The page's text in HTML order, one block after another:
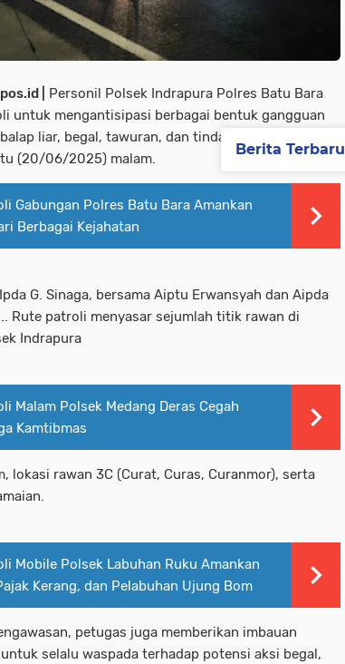
|
Personil Polsek Indrapura Polres Batu Bara
untuk mengantisipasi berbagai bentuk gangguan
liar, begal, tawuran, dan tindak kejahatan
(20/06/2025) malam.
Gabungan Polres Batu Bara Amankan
Berbagai Kejahatan
G. Sinaga, bersama Aiptu Erwansyah dan Aipda
Rute patroli menyasar sejumlah titik rawan di
Indrapura
Malam Polsek Medang Deras Cegah
Kamtibmas
lokasi rawan 3C (Curat, Curas, Curanmor), serta
Mobile Polsek Labuhan Ruku Amankan
Kerang, dan Pelabuhan Ujung Bom
petugas juga memberikan imbauan
selalu waspada terhadap potensi aksi begal,
Berita Terbaru